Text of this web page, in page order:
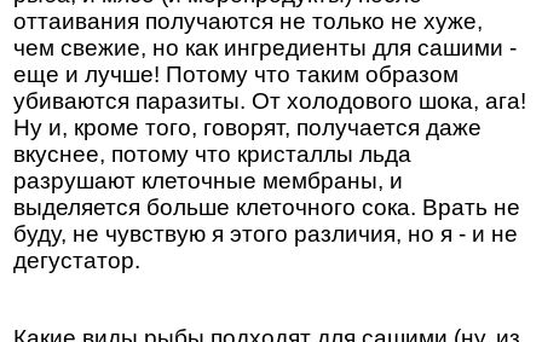
оттаивания получаются не только не хуже,
чем свежие, но как ингредиенты для сашими -
еще и лучше! Потому что таким образом
убиваются паразиты. От холодового шока, ага!
Ну и, кроме того, говорят, получается даже
вкуснее, потому что кристаллы льда
разрушают клеточные мембраны, и
выделяется больше клеточного сока. Врать не
буду, не чувствую я этого различия, но я - и не
дегустатор.